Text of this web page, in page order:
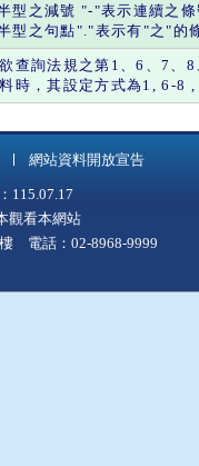
型之 減號 "-"表示連續之
型之 句點"."表示有"之"的
查詢法規之第1、6、7、
時，其設定方式為1, 6-8
網站資料開放宣告
115.07.17
觀看本網站
電話：02-8968-9999